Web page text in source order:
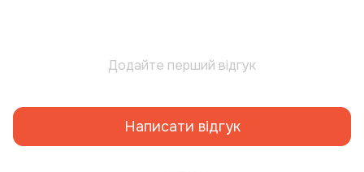
Додайте перший відгук
Написати відгук